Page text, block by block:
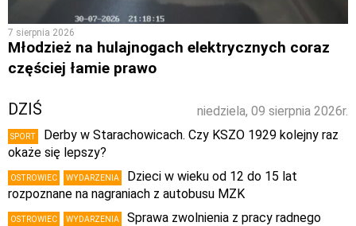
7 sierpnia 2026
Młodzież na hulajnogach elektrycznych coraz
częściej łamie prawo
niedziela, 09 sierpnia 2026r.
DZIŚ
SPORT
Derby w Starachowicach. Czy KSZO 1929 kolejny raz
okaże się lepszy?
OSTROWIEC WYDARZENIA
Dzieci w wieku od 12 do 15 lat
rozpoznane na nagraniach z autobusu MZK
OSTROWIEC WYDARZENIA
Sprawa zwolnienia z pracy radnego